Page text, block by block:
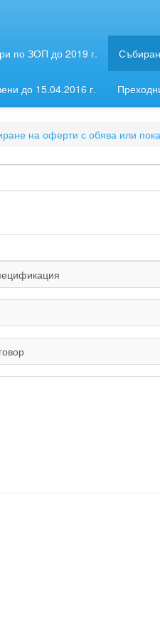
по ЗОП до 2019 г.
до 15.04.2016 г.
на оферти с обява или